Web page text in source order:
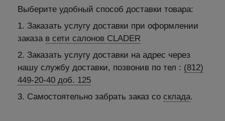
Выберите удобный способ доставки товара:
1. Заказать услугу доставки при оформлении
заказа в сети салонов CLADER
2. Заказать услугу доставки на адрес через
нашу службу доставки, позвонив по тел : (812)
449-20-40 доб. 125
3. Самостоятельно забрать заказ со склада.